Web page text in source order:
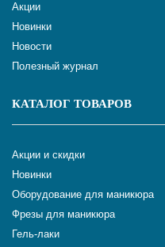
Акции
Новинки
Новости
Полезный журнал
КАТАЛОГ ТОВАРОВ
Акции и скидки
Новинки
Оборудование для маникюра
Фрезы для маникюра
Гель-лаки